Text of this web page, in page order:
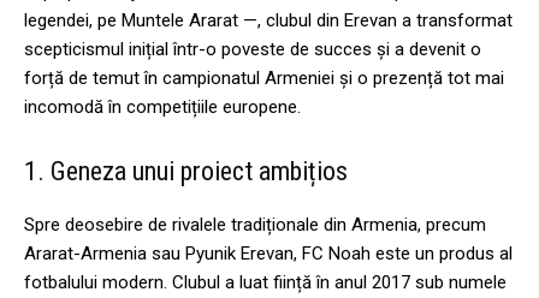
legendei, pe Muntele Ararat —, clubul din Erevan a transformat
scepticismul inițial într-o poveste de succes și a devenit o
forță de temut în campionatul Armeniei și o prezență tot mai
incomodă în competițiile europene.
1. Geneza unui proiect ambițios
Spre deosebire de rivalele tradiționale din Armenia, precum
Ararat-Armenia sau Pyunik Erevan, FC Noah este un produs al
fotbalului modern. Clubul a luat ființă în anul 2017 sub numele